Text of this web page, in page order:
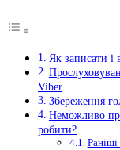
Як записати і
Viber
Збереження
Неможливо
робити?
Раніші